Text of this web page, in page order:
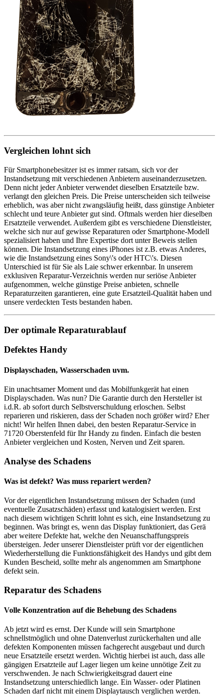
Vergleichen lohnt sich
Für Smartphonebesitzer ist es immer ratsam, sich vor der
Instandsetzung mit verschiedenen Anbietern auseinanderzusetzen.
Denn nicht jeder Anbieter verwendet dieselben Ersatzteile bzw.
verlangt den gleichen Preis. Die Preise unterscheiden sich teilweise
erheblich, was aber nicht zwangsläufig heißt, dass günstige Anbieter
schlecht und teure Anbieter gut sind. Oftmals werden hier dieselben
Ersatzteile verwendet. Außerdem gibt es verschiedene Dienstleister,
welche sich nur auf gewisse Reparaturen oder Smartphone-Modell
spezialisiert haben und Ihre Expertise dort unter Beweis stellen
können. Die Instandsetzung eines iPhones ist z.B. etwas Anderes,
wie die Instandsetzung eines Sony\'s oder HTC\'s. Diesen
Unterschied ist für Sie als Laie schwer erkennbar. In unserem
exklusiven Reparatur-Verzeichnis werden nur seriöse Anbieter
aufgenommen, welche günstige Preise anbieten, schnelle
Reparaturzeiten garantieren, eine gute Ersatzteil-Qualität haben und
unsere verdeckten Tests bestanden haben.
Der optimale Reparaturablauf
Defektes Handy
Displayschaden, Wasserschaden uvm.
Ein unachtsamer Moment und das Mobilfunkgerät hat einen
Displayschaden. Was nun? Die Garantie durch den Hersteller ist
i.d.R. ab sofort durch Selbstverschuldung erloschen. Selbst
reparieren und riskieren, dass der Schaden noch größer wird? Eher
nicht! Wir helfen Ihnen dabei, den besten Reparatur-Service in
71720 Oberstenfeld für Ihr Handy zu finden. Einfach die besten
Anbieter vergleichen und Kosten, Nerven und Zeit sparen.
Analyse des Schadens
Was ist defekt? Was muss repariert werden?
Vor der eigentlichen Instandsetzung müssen der Schaden (und
eventuelle Zusatzschäden) erfasst und katalogisiert werden. Erst
nach diesem wichtigen Schritt lohnt es sich, eine Instandsetzung zu
beginnen. Was bringt es, wenn das Display funktioniert, das Gerä
aber weitere Defekte hat, welche den Neuanschaffungspreis
übersteigen. Jeder unserer Dienstleister prüft vor der eigentlichen
Wiederherstellung die Funktionsfähigkeit des Handys und gibt dem
Kunden Bescheid, sollte mehr als angenommen am Smartphone
defekt sein.
Reparatur des Schadens
Volle Konzentration auf die Behebung des Schadens
Ab jetzt wird es ernst. Der Kunde will sein Smartphone
schnellstmöglich und ohne Datenverlust zurückerhalten und alle
defekten Komponenten müssen fachgerecht ausgebaut und durch
neue Ersatzteile ersetzt werden. Wichtig hierbei ist auch, dass alle
gängigen Ersatzteile auf Lager liegen um keine unnötige Zeit zu
verschwenden. Je nach Schwierigkeitsgrad dauert eine
Instandsetzung unterschiedlich lange. Ein Wasser- oder Platinen
Schaden darf nicht mit einem Displaytausch verglichen werden.